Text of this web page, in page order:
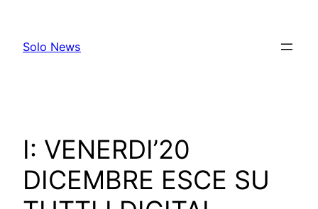
content
Solo News
I: VENERDI’20
DICEMBRE ESCE SU